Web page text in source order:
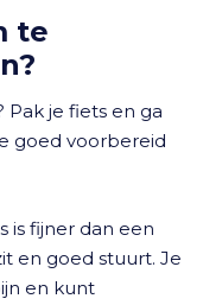
te
je fiets en ga
goed voorbereid
is fijner dan een
en goed stuurt. Je
en kunt